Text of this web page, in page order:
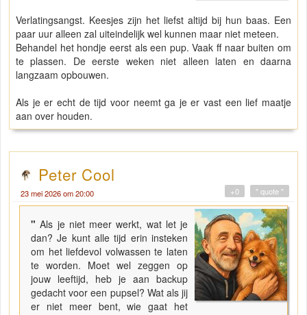
Verlatingsangst. Keesjes zijn het liefst altijd bij hun baas. Een
paar uur alleen zal uiteindelijk wel kunnen maar niet meteen.
Behandel het hondje eerst als een pup. Vaak ff naar buiten om
te plassen. De eerste weken niet alleen laten en daarna
langzaam opbouwen.
Als je er echt de tijd voor neemt ga je er vast een lief maatje
aan over houden.
Peter Cool
23 mei 2026 om 20:00 " quote "
+0
"Als je niet meer werkt, wat let je
dan? Je kunt alle tijd erin insteken
om het liefdevol volwassen te laten
te worden. Moet wel zeggen op
jouw leeftijd, heb je aan backup
gedacht voor een pupsel? Wat als jij
er niet meer bent, wie gaat het